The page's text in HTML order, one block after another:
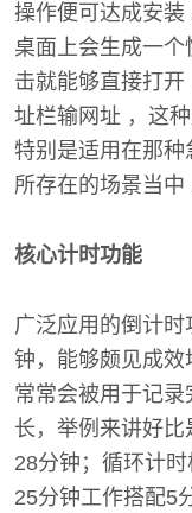
操作便可达成安
桌面上会生成一
击就能够直接打
址栏输网址 ，这
特别是适用在那
所存在的场景当中
核心计时功能
广泛应用的倒计
钟，能够颇见成
常常会被用于记
长，举例来讲好
28分钟；循环计
25分钟工作搭配5